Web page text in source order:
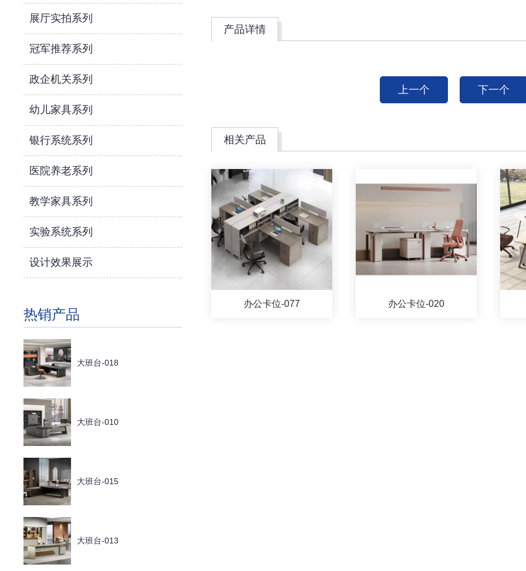
展厅实拍系列
冠军推荐系列
政企机关系列
幼儿家具系列
银行系统系列
医院养老系列
教学家具系列
实验系统系列
设计效果展示
热销产品
大班台-018
大班台-010
大班台-015
大班台-013
产品详情
上一个 下一个
相关产品
办公卡位-077 办公卡位-020